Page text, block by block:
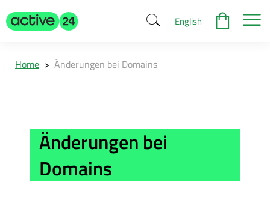
English
Home > Änderungen bei Domains
Änderungen bei
Domains